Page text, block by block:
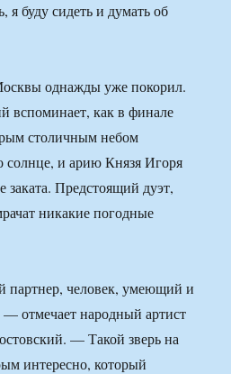
я буду сидеть и думать об
однажды уже покорил.
вспоминает, как в финале
столичным небом
солнце, и арию Князя Игоря
заката. Предстоящий дуэт,
никакие погодные
человек, умеющий и
отмечает народный артист
— Такой зверь на
интересно, который